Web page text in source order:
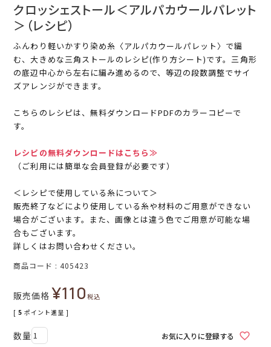
クロッシェストール＜アルパカウールパレット
＞（レシピ）
ふんわり軽いかすり染め糸〈アルパカウールパレット〉で編
む、大きめな三角ストールのレシピ(作り方シート)です。三角形
の底辺中心から左右に編み進めるので、等辺の段数調整でサイ
ズアレンジができます。
こちらのレシピは、無料ダウンロードPDFのカラーコピーで
す。
レシピの無料ダウンロードはこちら≫
（ご利用には簡単な会員登録が必要です）
＜レシピで使用している糸について＞
販売終了などにより使用している糸や材料のご用意ができない
場合がございます。また、画像とは違う色でご用意が可能な場
合もございます。
詳しくはお問い合わせください。
商品コード 405423
販売価格 ¥110税込
[ 5 ポイント進呈 ]
お気に入りに登録する